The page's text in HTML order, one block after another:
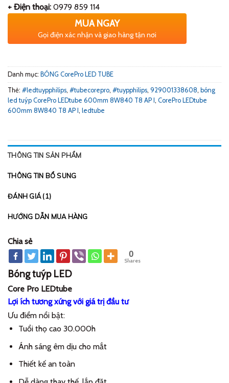
+ Điện thoại: 0979 859 114
MUA NGAY
Gọi điện xác nhận và giao hàng tận nơi
Danh mục: BÓNG CorePro LED TUBE
Thẻ: #ledtuypphilips, #tubecorepro, #tuypphilips, 929001338608, bóng
led tuýp CorePro LEDtube 600mm 8W840 T8 AP I, CorePro LEDtube
600mm 8W840 T8 AP I, ledtube
THÔNG TIN SẢN PHẨM
THÔNG TIN BỔ SUNG
ĐÁNH GIÁ (1)
HƯỚNG DẪN MUA HÀNG
Chia sẻ
0
Shares
Bóng tuýp LED
Core Pro LEDtube
Lợi ích tương xứng với giá trị đầu tư
Ưu điểm nổi bật:
Tuổi thọ cao 30.000h
Ánh sáng êm dịu cho mắt
Thiết kế an toàn